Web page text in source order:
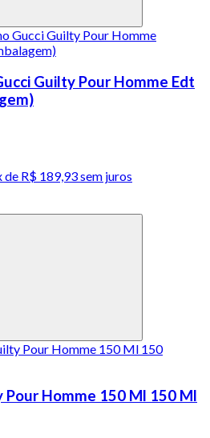
Guilty Pour Homme Edt
de R$ 189,93 sem juros
Pour Homme 150 Ml 150 Ml